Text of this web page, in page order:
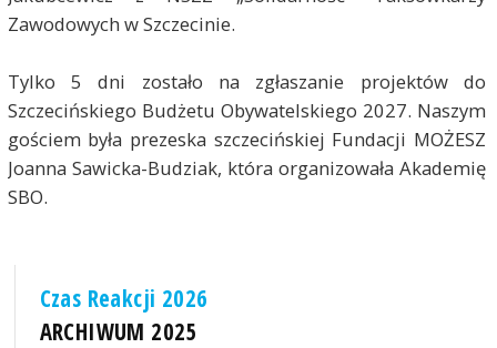
Zawodowych w Szczecinie.
Tylko 5 dni zostało na zgłaszanie projektów do
Szczecińskiego Budżetu Obywatelskiego 2027. Naszym
gościem była prezeska szczecińskiej Fundacji MOŻESZ
Joanna Sawicka-Budziak, która organizowała Akademię
SBO.
Czas Reakcji 2026
ARCHIWUM 2025